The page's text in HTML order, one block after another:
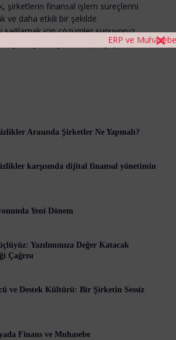
şirketlerin finansal işlem süreçlerini
ve daha etkili bir şekilde
sağlamak için çözümler sunuyoruz.
yenilikçi bir bakışla […]
Arasında Şirketler Ne Yapmalı?
karşısında dijital finansal yönetimin
Yeni Dönem
Yazılımınıza Değer Katacak
Çağrısı
ve Destek Kültürü: Bir Şirketin Sessiz
Finans ve Muhasebe